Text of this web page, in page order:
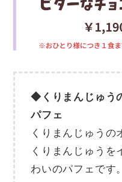
◆くりまんじゅう
パフェ
くりまんじゅうの
くりまんじゅうを
わいのパフェです。